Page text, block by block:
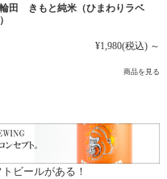
輪田 きもと純米（ひまわりラベ
¥1,980(税込) ～
商品を見る
ビールがある！